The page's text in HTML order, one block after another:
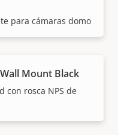
para cámaras domo
Wall Mount Black
con rosca NPS de